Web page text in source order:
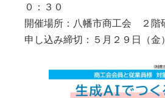
０：３０
開催場所：八幡市商工会 ２階
申し込み締切：５月２９日（